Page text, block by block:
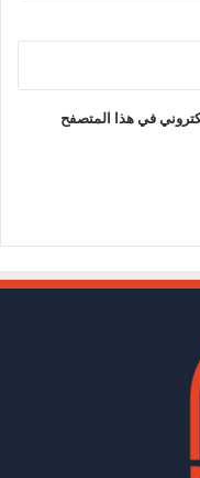
في هذا المتصفح